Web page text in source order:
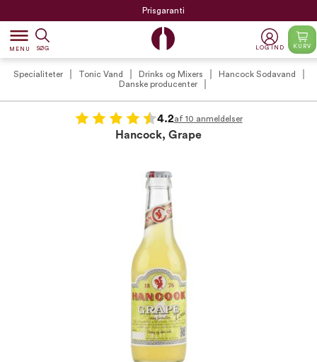
Prisgaranti
dehaze
MENU SØG LOG IND KURV
Specialiteter Tonic Vand Drinks og Mixers
Hancock Sodavand
Danske producenter
4.2af 10 anmeldelser
Hancock, Grape